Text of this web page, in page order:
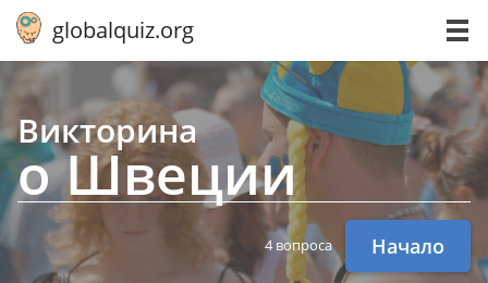
globalquiz.org
Викторина
о Швеции
4 вопроса Начало